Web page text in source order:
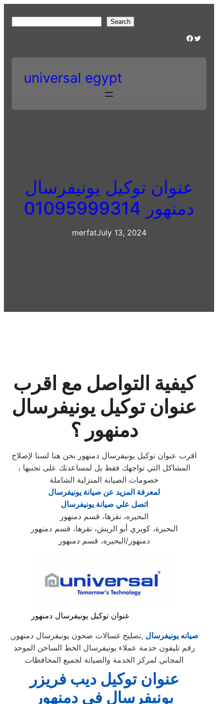
r
Search
Facebook Twitter
universal egypt
عنوان توكيل يونيفرسال
دمنهور 01095999314
merfatJuly 13, 2024
كيفية التواصل مع اقرب
عنوان توكيل يونيفرسال
دمنهور ؟
اقرب عنوان توكيل يونيفرسال دمنهور نحن هنا لسنا لإصلاح
المشاكل التي تواجهك فقط بل لمساعدتك على تجنبها ،
خصومات الصيانة المنزلية الشاملة
لمعرفة المزيد عن صيانة يونيفرسال
اتصل علي صيانة يونيفرسال
البحيره، نقرها، قسم دمنهور
البحيرة، كوبري أبو الريش، نقرها، قسم دمنهور
دمنهور/البحيره، قسم دمنهور
عنوان توكيل يونيفرسال دمنهور
صيانه يونيفرسال ,تصليح غسالات صحون يونيفرسال دمنهور,
رقم تليفون خدمة عملاء يونيفرسال الخط الساخن الموحد
المجاني لمركز الخدمة والصيانة لجميع المحافظات
عنوان توكيل ديب فريزر
يونيفرسال في دمنهور